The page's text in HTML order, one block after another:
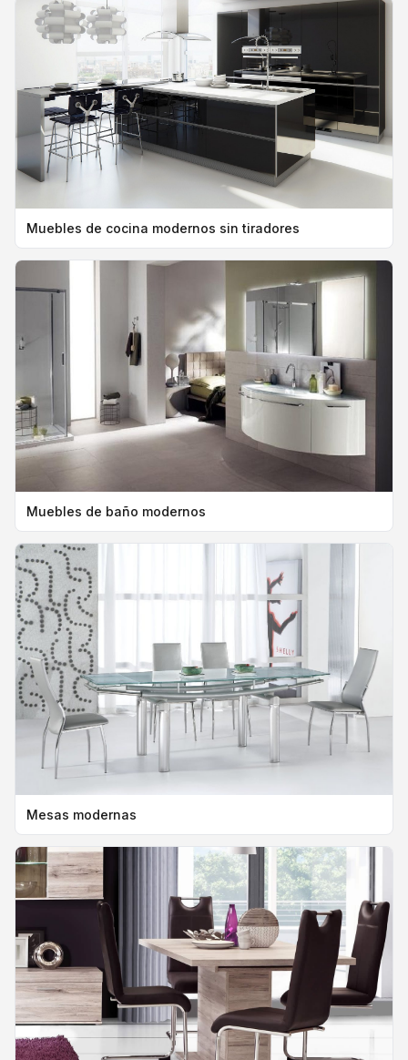
Muebles de cocina modernos sin tiradores
Muebles de baño modernos
Mesas modernas